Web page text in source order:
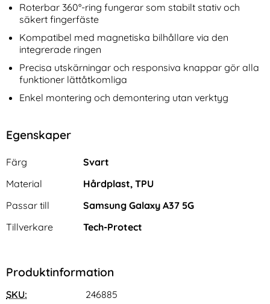
Roterbar 360°-ring fungerar som stabilt stativ och
säkert fingerfäste
Kompatibel med magnetiska bilhållare via den
integrerade ringen
Precisa utskärningar och responsiva knappar gör alla
funktioner lättåtkomliga
Enkel montering och demontering utan verktyg
Egenskaper
Egenskaper/attribut för denna produkt
Attribut
Färg
Svart
Material
Hårdplast, TPU
Passar till
Samsung Galaxy A37 5G
Tillverkare
Tech-Protect
Produktinformation
SKU:
246885